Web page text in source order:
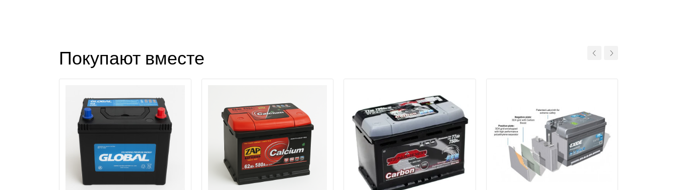
Покупают вместе
При отсутствии связи - пишите, звоните в Viber / Telegram (093) 600-51-11
Написать в Viber Написать в Telegram